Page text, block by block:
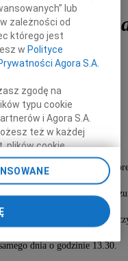
Żona i Mamusia
i bez pożegnania, jak ktoś,
swym odejściem smucić...
w naszych sercach.
odprawiona zostanie we
roku, o godzinie 12.00
Serca Pana Jezusa oo.
ulica Kopernika.
na miejsce wiecznego
dnia o godzinie 13.30.
lub
zależności od
którego jest
w Polityce
Agora S.A.
zgodę na
typu cookie
i Agora S.A.
też w każdej
plików cookie,
Twoimi
poprzez
stopce serwisu i
jest także za